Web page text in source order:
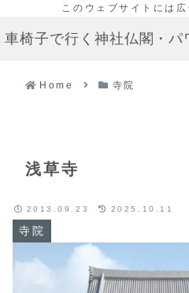
車椅子で行く神社仏閣・パ
Home 寺院
浅草寺
寺院
2013.09.23 2025.10.11